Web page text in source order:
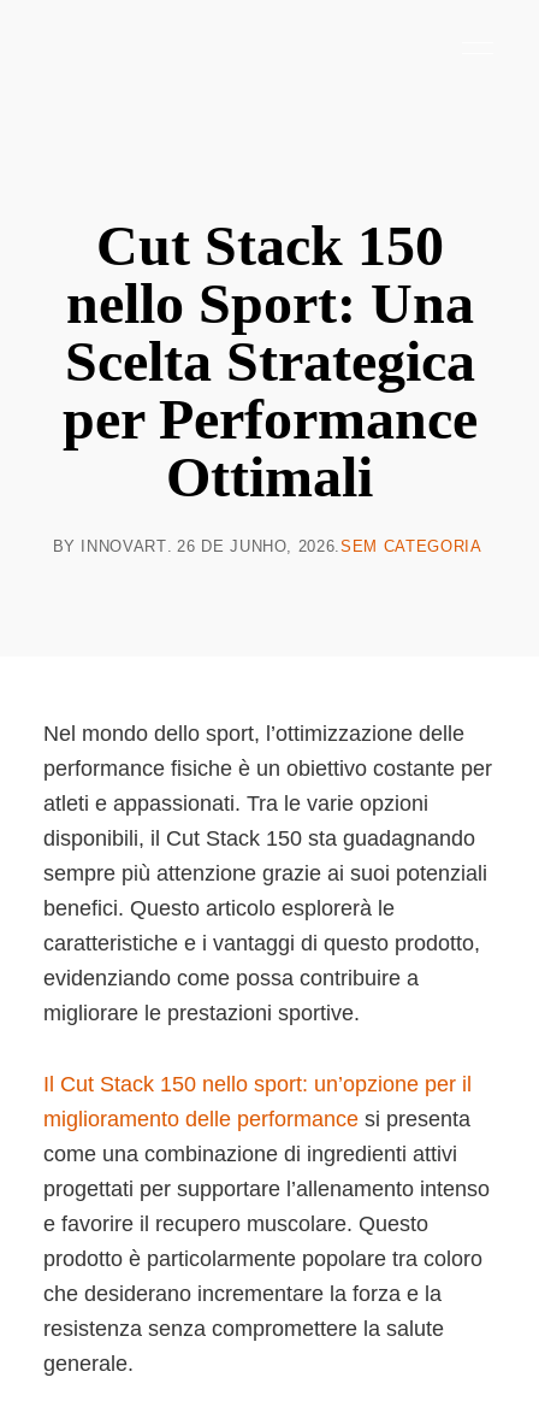
Cut Stack 150
nello Sport: Una
Scelta Strategica
per Performance
Ottimali
BY INNOVART 26 DE JUNHO, 2026 SEM CATEGORIA
Nel mondo dello sport, l’ottimizzazione delle
performance fisiche è un obiettivo costante per
atleti e appassionati. Tra le varie opzioni
disponibili, il Cut Stack 150 sta guadagnando
sempre più attenzione grazie ai suoi potenziali
benefici. Questo articolo esplorerà le
caratteristiche e i vantaggi di questo prodotto,
evidenziando come possa contribuire a
migliorare le prestazioni sportive.
Il Cut Stack 150 nello sport: un’opzione per il
miglioramento delle performancesi presenta
come una combinazione di ingredienti attivi
progettati per supportare l’allenamento intenso
e favorire il recupero muscolare. Questo
prodotto è particolarmente popolare tra coloro
che desiderano incrementare la forza e la
resistenza senza compromettere la salute
generale.